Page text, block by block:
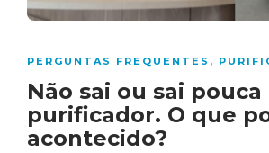
PERGUNTAS FREQUENTES ,
Não sai ou sai
purificador. O que
acontecido?